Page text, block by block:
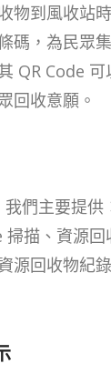
物到風收站
碼，為民眾
QR Code
回收意願。
們主要提供
掃描、資源
源回收物紀